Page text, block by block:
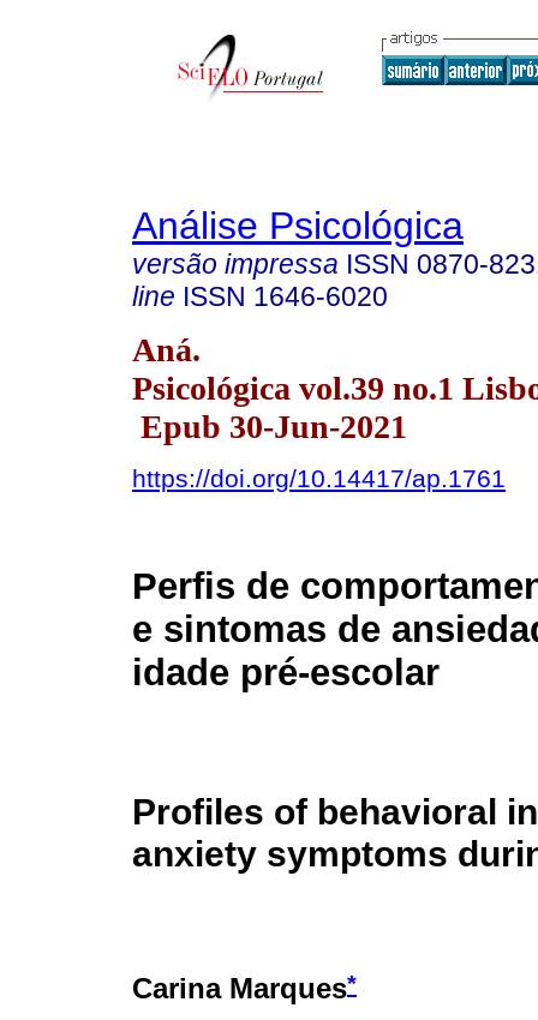
Análise Psicológica
versão impressa ISSN 0870-
line ISSN 1646-6020
Aná.
Psicológica vol.39 no.1
Epub 30-Jun-2021
https://doi.org/10.14417/ap.1761
Perfis de
e sintomas de
idade pré-escolar
Profiles of behavioral
anxiety symptoms
Carina Marques*